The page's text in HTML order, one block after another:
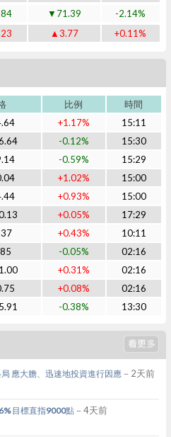
▼71.39
-2.14%
▲3.77 +0.11%
比例
時間
+1.17%
15:11
-0.12%
15:30
-0.59%
15:29
+1.02%
15:00
+0.93%
15:00
+0.05%
17:29
+0.43%
10:11
-0.05%
02:16
+0.31%
02:16
+0.08%
02:16
-0.38% 13:30
應大膽、迅速地投資進行因應－2天前
目標直指9000點－4天前